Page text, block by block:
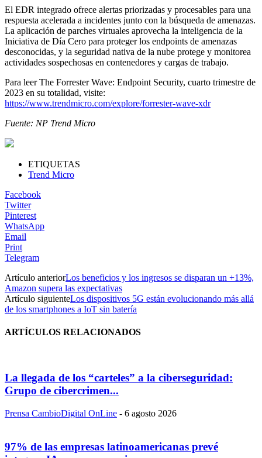
El EDR integrado ofrece alertas priorizadas y procesables para una
respuesta acelerada a incidentes junto con la búsqueda de amenazas.
La aplicación de parches virtuales aprovecha la inteligencia de la
Iniciativa de Día Cero para proteger los endpoints de amenazas
desconocidas, y la seguridad nativa de la nube protege y monitorea
actividades sospechosas en contenedores y cargas de trabajo.
Para leer The Forrester Wave: Endpoint Security, cuarto trimestre de
2023 en su totalidad, visite:
https://www.trendmicro.com/explore/forrester-wave-xdr
Fuente: NP Trend Micro
ETIQUETAS
Trend Micro
Facebook
Twitter
Pinterest
WhatsApp
Email
Print
Telegram
Artículo anteriorLos beneficios y los ingresos se disparan un +13%,
Amazon supera las expectativas
Artículo siguienteLos dispositivos 5G están evolucionando más allá
de los smartphones a IoT sin batería
ARTÍCULOS RELACIONADOS
La llegada de los “carteles” a la ciberseguridad:
Grupo de cibercrimen...
Prensa CambioDigital OnLine - 6 agosto 2026
97% de las empresas latinoamericanas prevé